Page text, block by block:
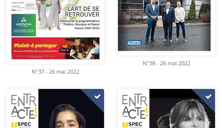
N°37 - 26 mai 2022
N°38 - 26 mai 2022